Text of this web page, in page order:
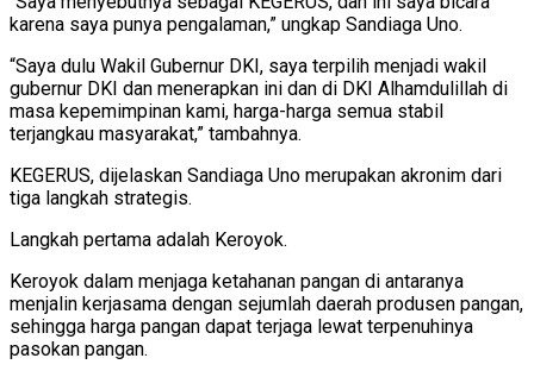
karena saya punya pengalaman,” ungkap Sandiaga Uno.
“Saya dulu Wakil Gubernur DKI, saya terpilih menjadi wakil
gubernur DKI dan menerapkan ini dan di DKI Alhamdulillah di
masa kepemimpinan kami, harga-harga semua stabil
terjangkau masyarakat,” tambahnya.
KEGERUS, dijelaskan Sandiaga Uno merupakan akronim dari
tiga langkah strategis.
Langkah pertama adalah Keroyok.
Keroyok dalam menjaga ketahanan pangan di antaranya
menjalin kerjasama dengan sejumlah daerah produsen pangan,
sehingga harga pangan dapat terjaga lewat terpenuhinya
pasokan pangan.